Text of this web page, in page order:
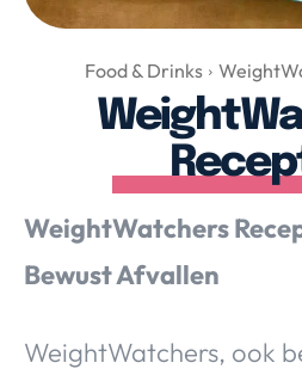
Over Valerie
Over
De Top 5
Contact
VALERIE'S
Travel
Food & Drinks
WeightWatchers
Bewust Afvallen
WeightWatchers, ook